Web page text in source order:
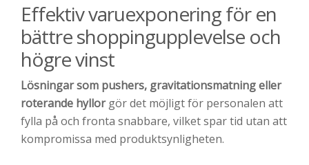
Effektiv varuexponering för en
bättre shoppingupplevelse och
högre vinst
Lösningar som pushers, gravitationsmatning eller
roterande hyllorgör det möjligt för personalen att
fylla på och fronta snabbare, vilket spar tid utan att
kompromissa med produktsynligheten.